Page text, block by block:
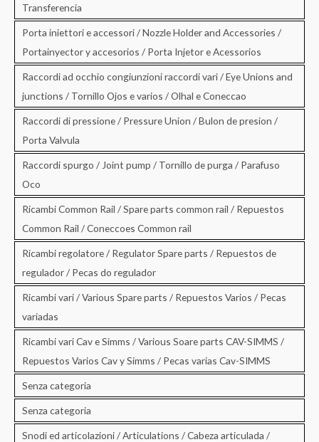
Transferencia
Porta iniettori e accessori / Nozzle Holder and Accessories /
Portainyector y accesorios / Porta Injetor e Acessorios
Raccordi ad occhio congiunzioni raccordi vari / Eye Unions and
junctions / Tornillo Ojos e varios / Olhal e Coneccao
Raccordi di pressione / Pressure Union / Bulon de presion /
Porta Valvula
Raccordi spurgo / Joint pump / Tornillo de purga / Parafuso
Oco
Ricambi Common Rail / Spare parts common rail / Repuestos
Common Rail / Coneccoes Common rail
Ricambi regolatore / Regulator Spare parts / Repuestos de
regulador / Pecas do regulador
Ricambi vari / Various Spare parts / Repuestos Varios / Pecas
variadas
Ricambi vari Cav e Simms / Various Soare parts CAV-SIMMS /
Repuestos Varios Cav y Simms / Pecas varias Cav-SIMMS
Senza categoria
Senza categoria
Snodi ed articolazioni / Articulations / Cabeza articulada /